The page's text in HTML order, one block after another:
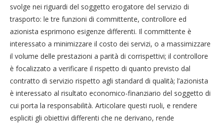
svolge nei riguardi del soggetto erogatore del servizio di
trasporto: le tre funzioni di committente, controllore ed
azionista esprimono esigenze differenti. Il committente è
interessato a minimizzare il costo dei servizi, o a massimizzare
il volume delle prestazioni a parità di corrispettivi; il controllore
è focalizzato a verificare il rispetto di quanto previsto dal
contratto di servizio rispetto agli standard di qualità; l’azionista
è interessato al risultato economico-finanziario del soggetto di
cui porta la responsabilità. Articolare questi ruoli, e rendere
espliciti gli obiettivi differenti che ne derivano, rende